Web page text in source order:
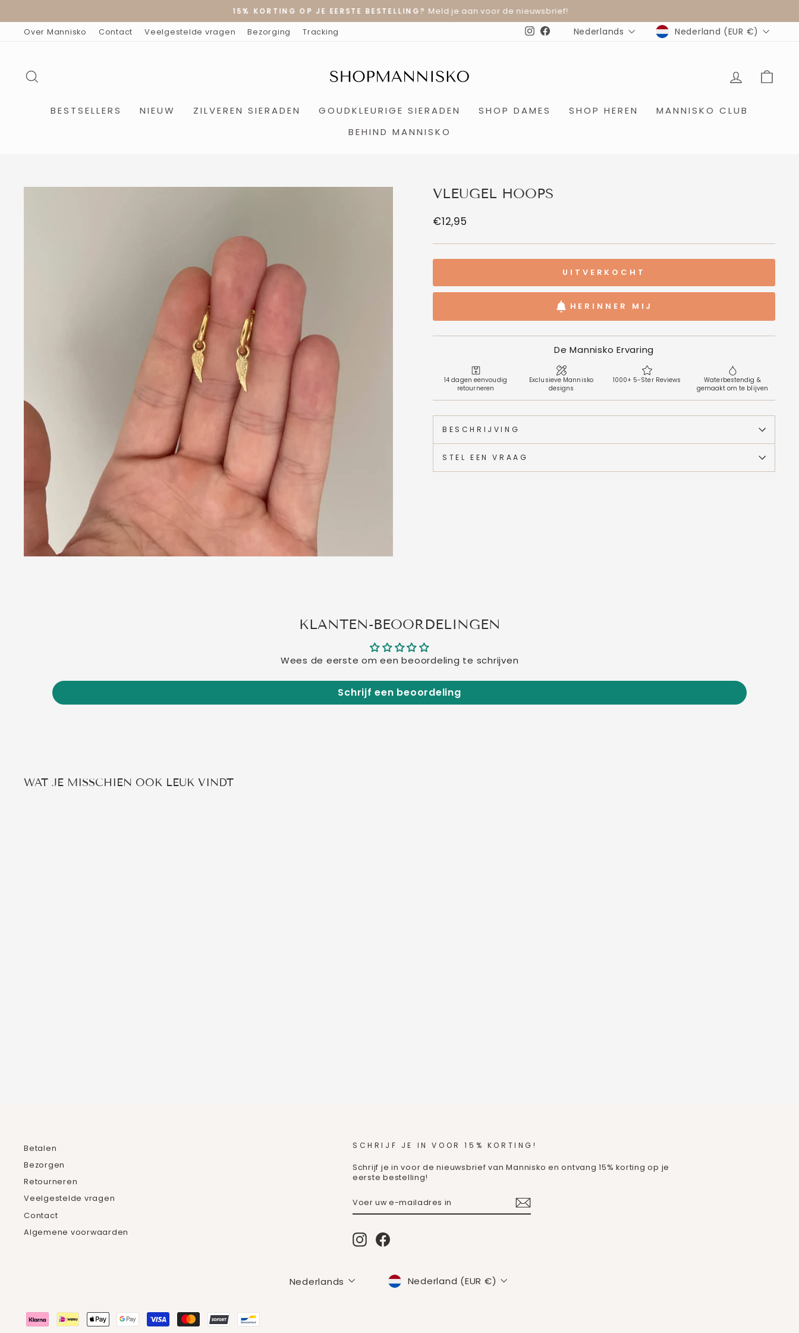
artikel
Diavoorstelling
15% KORTING OP JE EERSTE BESTELLING? Meld je aan voor de nieuwsbrief!
Over Mannisko Contact Veelgestelde vragen Bezorging Tracking Instagram
Facebook
TAAL
Nederlands MUNTEENHEID
Nederland (EUR €)
BESTSELLERS NIEUW ZILVEREN SIERADEN GOUDKLEURIGE SIERADEN SHOP DAMES SHOP HEREN
MANNISKO CLUB
BEHIND MANNISKO
VLEUGEL HOOPS
Normale
€12,95
UITVERKOCHT
HERINNER MIJ
De Mannisko Ervaring
14 dagen eenvoudig
retourneren
Exclusieve Mannisko
designs
1000+ 5-Ster Reviews
Waterbestendig &
gemaakt om te blijven
BESCHRIJVING
STEL EEN VRAAG
KLANTEN-BEOORDELINGEN
Wees de eerste om een beoordeling te schrijven
Schrijf een beoordeling
WAT JE MISSCHIEN OOK LEUK VINDT
Betalen
Bezorgen
Retourneren
Veelgestelde vragen
Contact
Algemene voorwaarden
SCHRIJF JE IN VOOR 15% KORTING!
Schrijf je in voor de nieuwsbrief van Mannisko en ontvang 15% korting op je
eerste bestelling!
UW
InstagramFacebook
TAAL
Nederlands MUNTEENHEID
Nederland (EUR €)